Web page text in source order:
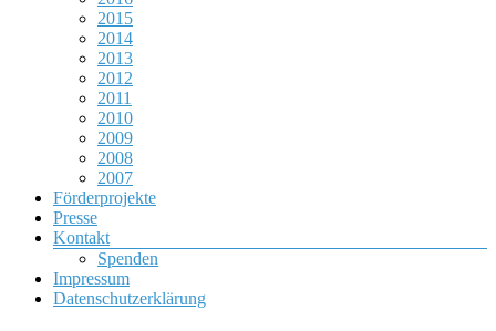
2015
2014
2013
2012
2011
2010
2009
2008
2007
Förderprojekte
Presse
Kontakt
Spenden
Impressum
Datenschutzerklärung